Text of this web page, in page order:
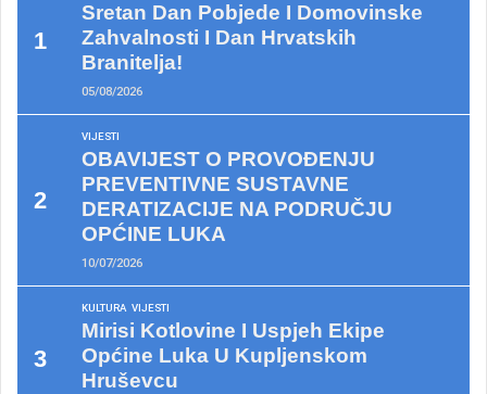
Sretan Dan Pobjede I Domovinske
Zahvalnosti I Dan Hrvatskih
Branitelja!
05/08/2026
VIJESTI
OBAVIJEST O PROVOĐENJU
PREVENTIVNE SUSTAVNE
DERATIZACIJE NA PODRUČJU
OPĆINE LUKA
10/07/2026
KULTURA VIJESTI
Mirisi Kotlovine I Uspjeh Ekipe
Općine Luka U Kupljenskom
Hruševcu